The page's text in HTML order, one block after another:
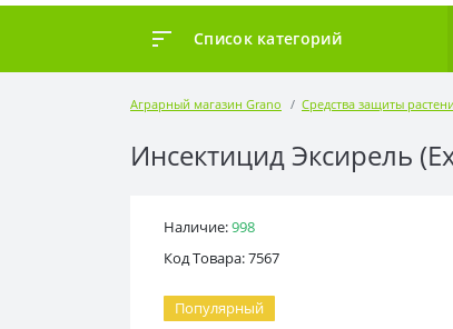
Список категорий
Аграрный магазин Grano Средства защиты
Инсектицид Эксирель
Наличие:998
Код Товара: 7567
Популярный